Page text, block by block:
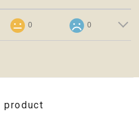
0 0
product